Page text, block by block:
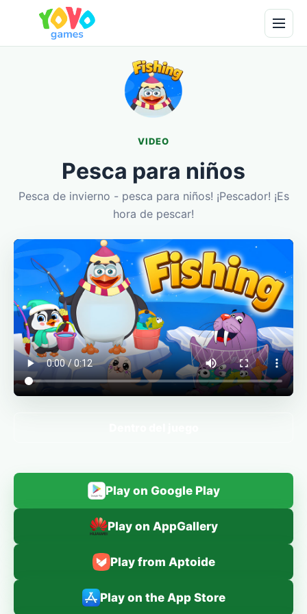
VIDEO
Pesca para niños
Pesca de invierno - pesca para niños! ¡Pescador! ¡Es
hora de pescar!
Play on Google Play
Play on AppGallery
Play from Aptoide
Play on the App Store